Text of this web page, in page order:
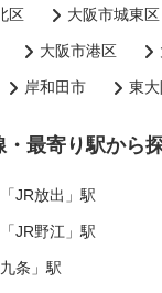
区 大阪市城東区
大阪市港区
岸和田市 東
・最寄り駅から
JR放出」駅
JR野江」駅
条」駅